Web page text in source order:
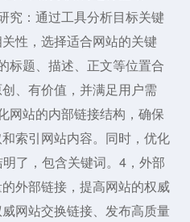
究：通过工具分析目标关键
性，选择适合网站的关键
标题、描述、正文等位置合
、有价值，并满足用户需
网站的内部链接结构，确保
索引网站内容。同时，优化
了，包含关键词。4，外部
外部链接，提高网站的权威
网站交换链接、发布高质量